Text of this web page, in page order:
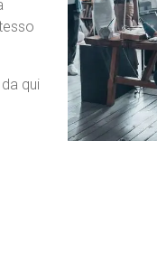
qui